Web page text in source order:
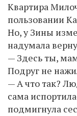
Квартира
пользовании
Но, у Зины
надумала
— Здесь ты,
Подруг не
— А что так?
сама
подмигнула